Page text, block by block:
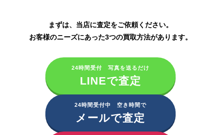
まずは、当店に査定をご依頼ください。
お客様のニーズにあった3つの買取方法があります。
24時間受付 写真を送るだけ
LINEで査定
24時間受付中 空き時間で
メールで査定